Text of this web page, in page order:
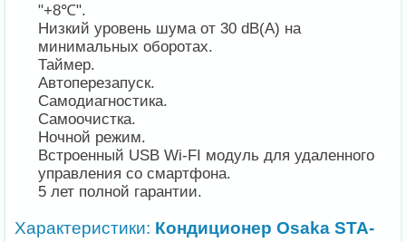
"+8℃".
Низкий уровень шума от 30 dB(A) на
минимальных оборотах.
Таймер.
Автоперезапуск.
Самодиагностика.
Самоочистка.
Ночной режим.
Встроенный USB Wi-FI модуль для удаленного
управления со смартфона.
5 лет полной гарантии.
Характеристики: Кондиционер Osaka STA-